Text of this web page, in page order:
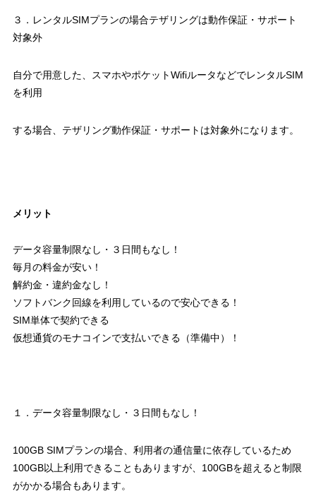
３．レンタルSIMプランの場合テザリングは動作保証・サポート
対象外
自分で用意した、スマホやポケットWifiルータなどでレンタルSIM
を利用
する場合、テザリング動作保証・サポートは対象外になります。
メリット
データ容量制限なし・３日間もなし！
毎月の料金が安い！
解約金・違約金なし！
ソフトバンク回線を利用しているので安心できる！
SIM単体で契約できる
仮想通貨のモナコインで支払いできる（準備中）！
１．データ容量制限なし・３日間もなし！
100GB SIMプランの場合、利用者の通信量に依存しているため
100GB以上利用できることもありますが、100GBを超えると制限
がかかる場合もあります。